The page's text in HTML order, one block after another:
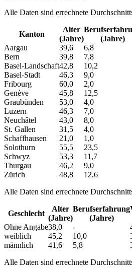
Alle Daten sind errechnete
Kanton
Alter
(Jahre)
(Jahre)
Aargau
39,6 6,8
Bern
39,8 7,8
Basel-Landschaft42,8 10,2
Basel-Stadt
46,3 9,0
Fribourg
60,0 2,0
Genève
45,8 12,5
Graubünden
53,0 4,0
Luzern
46,3 7,0
Neuchâtel
43,0 8,0
St. Gallen
31,5 4,0
Schaffhausen
21,0 1,0
Solothurn
55,5 23,5
Schwyz
53,3 11,7
Thurgau
46,2 9,0
Zürich
48,8 12,6
Alle Daten sind errechnete
Geschlecht
Alter
(Jahre)
Berufs­erfahrung
(Jahre)
Ohne Angabe38,0 -
weiblich
45,2 10,0
männlich
41,6 5,8
Alle Daten sind errechnete